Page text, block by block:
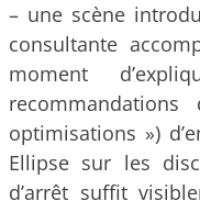
– une scène
consultante
moment
optimisations »)
Ellipse sur les
d’arrêt suffit